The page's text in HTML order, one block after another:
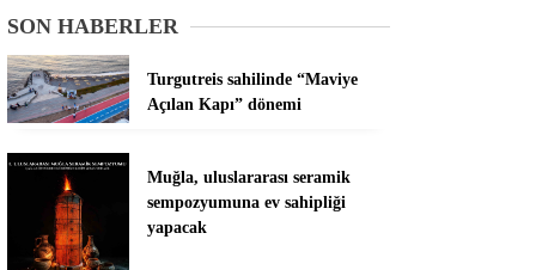
SON HABERLER
Turgutreis sahilinde “Maviye
Açılan Kapı” dönemi
Muğla, uluslararası seramik
sempozyumuna ev sahipliği
yapacak